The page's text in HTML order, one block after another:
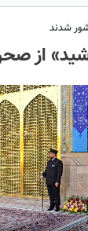
شدند
از